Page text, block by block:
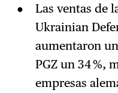
Las ventas de
Ukrainian
aumentaron
PGZ un 34 %,
empresas